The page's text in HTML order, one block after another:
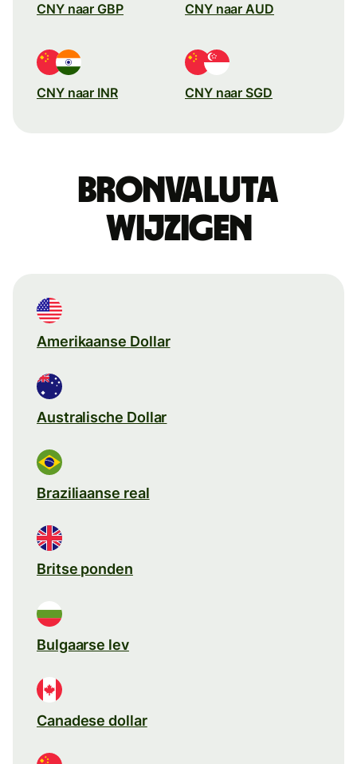
CNY naar GBP CNY naar AUD
CNY naar INR CNY naar SGD
Bronvaluta
wijzigen
Amerikaanse Dollar
Australische Dollar
Braziliaanse real
Britse ponden
Bulgaarse lev
Canadese dollar